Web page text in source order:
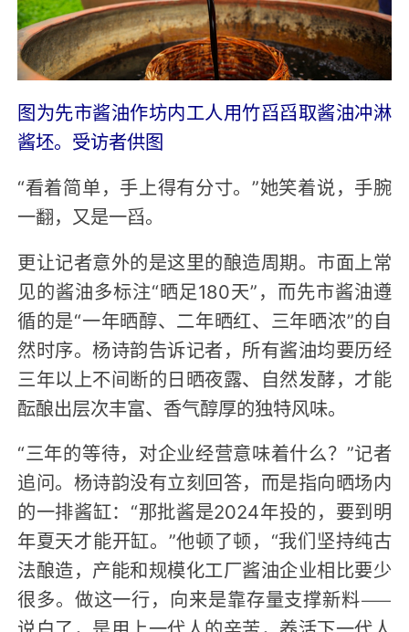
图为先市酱油作坊内工人用竹舀舀取酱油冲淋
酱坯。受访者供图
“看着简单，手上得有分寸。”她笑着说，手腕
一翻，又是一舀。
更让记者意外的是这里的酿造周期。市面上常
见的酱油多标注“晒足180天”，而先市酱油遵
循的是“一年晒醇、二年晒红、三年晒浓”的自
然时序。杨诗韵告诉记者，所有酱油均要历经
三年以上不间断的日晒夜露、自然发酵，才能
酝酿出层次丰富、香气醇厚的独特风味。
“三年的等待，对企业经营意味着什么？”记者
追问。杨诗韵没有立刻回答，而是指向晒场内
的一排酱缸：“那批酱是2024年投的，要到明
年夏天才能开缸。”他顿了顿，“我们坚持纯古
法酿造，产能和规模化工厂酱油企业相比要少
很多。做这一行，向来是靠存量支撑新料——